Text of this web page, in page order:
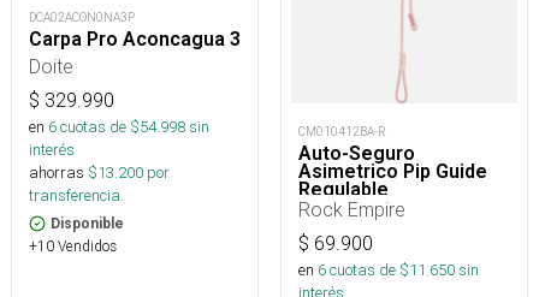
DCA02ACON0NA3P
Carpa Pro Aconcagua 3
Doite
$ 329.990
en 6cuotas de $54.998sin
interés
ahorras $13.200 por
transferencia.
Disponible
+10 Vendidos
CM010412BA-R
Auto-Seguro
Asimetrico Pip Guide
Regulable
Rock Empire
$ 69.900
en 6cuotas de $11.650sin